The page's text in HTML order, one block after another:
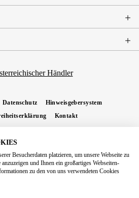
Datenschutz
Hinweisgebersystem
Kontakt
wenn nicht anders angegeben.
Forstinger Österreich GmbH
128 - 134/OG3, 3430 Tulln
Besucherdaten platzieren, um unsere Webseite zu
und Ihnen ein großartiges Webseiten-
zu den von uns verwendeten Cookies